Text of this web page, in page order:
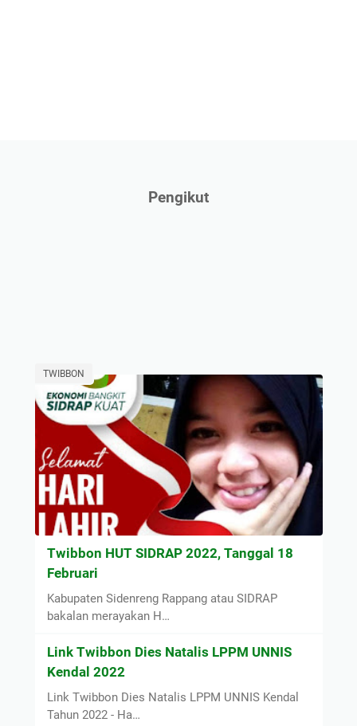
Pengikut
TWIBBON
Twibbon HUT SIDRAP 2022, Tanggal 18
Februari
Kabupaten Sidenreng Rappang atau SIDRAP
bakalan merayakan H…
Link Twibbon Dies Natalis LPPM UNNIS
Kendal 2022
Link Twibbon Dies Natalis LPPM UNNIS Kendal
Tahun 2022 - Ha…